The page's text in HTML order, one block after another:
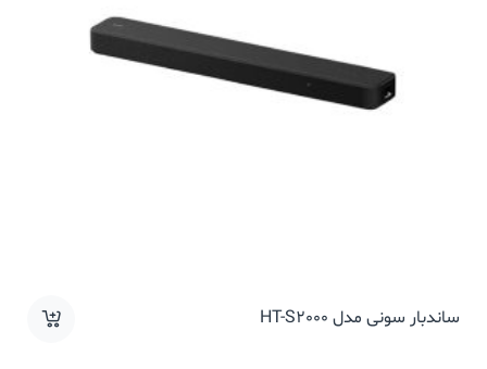
ساندبار سونی مدل HT-S2000